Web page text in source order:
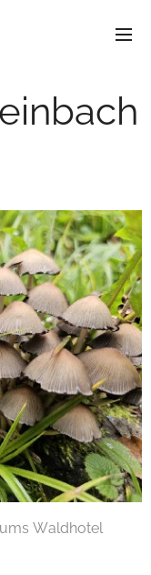
Waldhotel